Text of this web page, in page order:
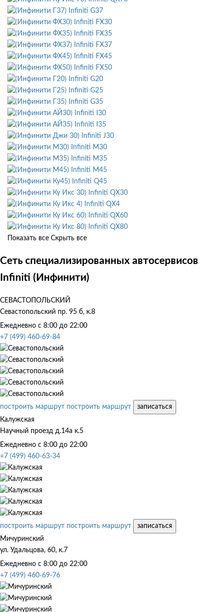
Infiniti G37
Infiniti FX30
Infiniti FX35
Infiniti FX37
Infiniti FX45
Infiniti FX50
Infiniti G20
Infiniti G25
Infiniti G35
Infiniti I30
Infiniti I35
Infiniti J30
Infiniti M30
Infiniti M35
Infiniti M45
Infiniti Q45
Infiniti QX30
Infiniti QX4
Infiniti QX60
Infiniti QX80
Показать все Скрыть все
Сеть специализированных автосервисов
Infiniti (Инфинити)
СЕВАСТОПОЛЬСКИЙ
Севастопольский пр. 95 б, к.8
Ежедневно с 8:00 до 22:00
+7 (499) 460-69-84
построить маршрут построить маршрут
записаться
Калужская
Научный проезд д.14а к.5
Ежедневно с 8:00 до 22:00
+7 (499) 460-63-34
построить маршрут построить маршрут
записаться
Мичуринский
ул. Удальцова, 60, к.7
Ежедневно с 8:00 до 22:00
+7 (499) 460-69-76